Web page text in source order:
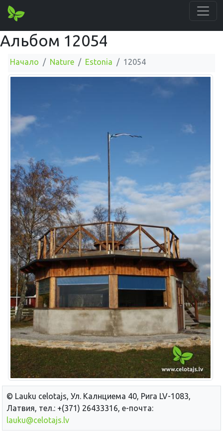
Альбом 12054
Начало Nature Estonia 12054
© Lauku сelotajs, Ул. Калнциема 40, Рига LV-1083,
Латвия, тел.: +(371) 26433316, е-почта:
lauku@celotajs.lv